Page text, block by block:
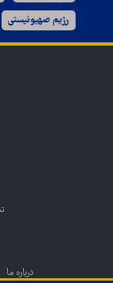
رژیم صهیونیستی
درباره ما